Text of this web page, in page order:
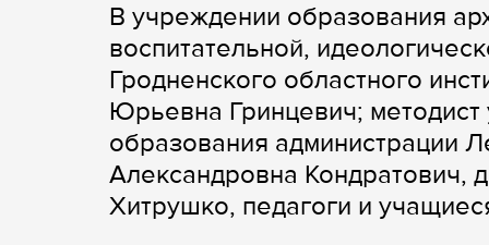
В учреждении образования
воспитательной,
Гродненского областного
Юрьевна Гринцевич; методист
образования администрации
Александровна Кондратович,
Хитрушко, педагоги и